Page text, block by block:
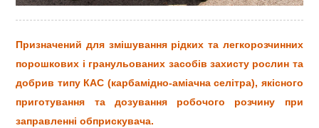
Призначений для змішування рідких та легкорозчинних
порошкових і гранульованих засобів захисту рослин та
добрив типу КАС (карбамідно-аміачна селітра), якісного
приготування та дозування робочого розчину при
заправленні обприскувача.